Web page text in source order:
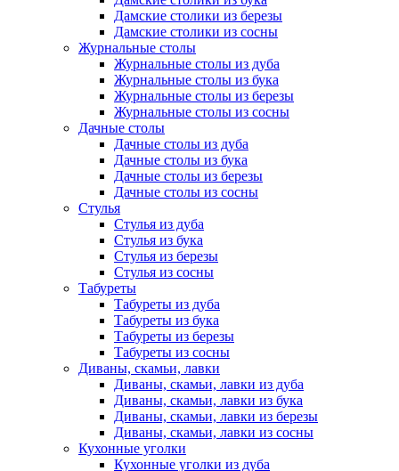
Дамские столики из березы
Дамские столики из сосны
Журнальные столы
Журнальные столы из дуба
Журнальные столы из бука
Журнальные столы из березы
Журнальные столы из сосны
Дачные столы
Дачные столы из дуба
Дачные столы из бука
Дачные столы из березы
Дачные столы из сосны
Стулья
Стулья из дуба
Стулья из бука
Стулья из березы
Стулья из сосны
Табуреты
Табуреты из дуба
Табуреты из бука
Табуреты из березы
Табуреты из сосны
Диваны, скамьи, лавки
Диваны, скамьи, лавки из дуба
Диваны, скамьи, лавки из бука
Диваны, скамьи, лавки из березы
Диваны, скамьи, лавки из сосны
Кухонные уголки
Кухонные уголки из дуба